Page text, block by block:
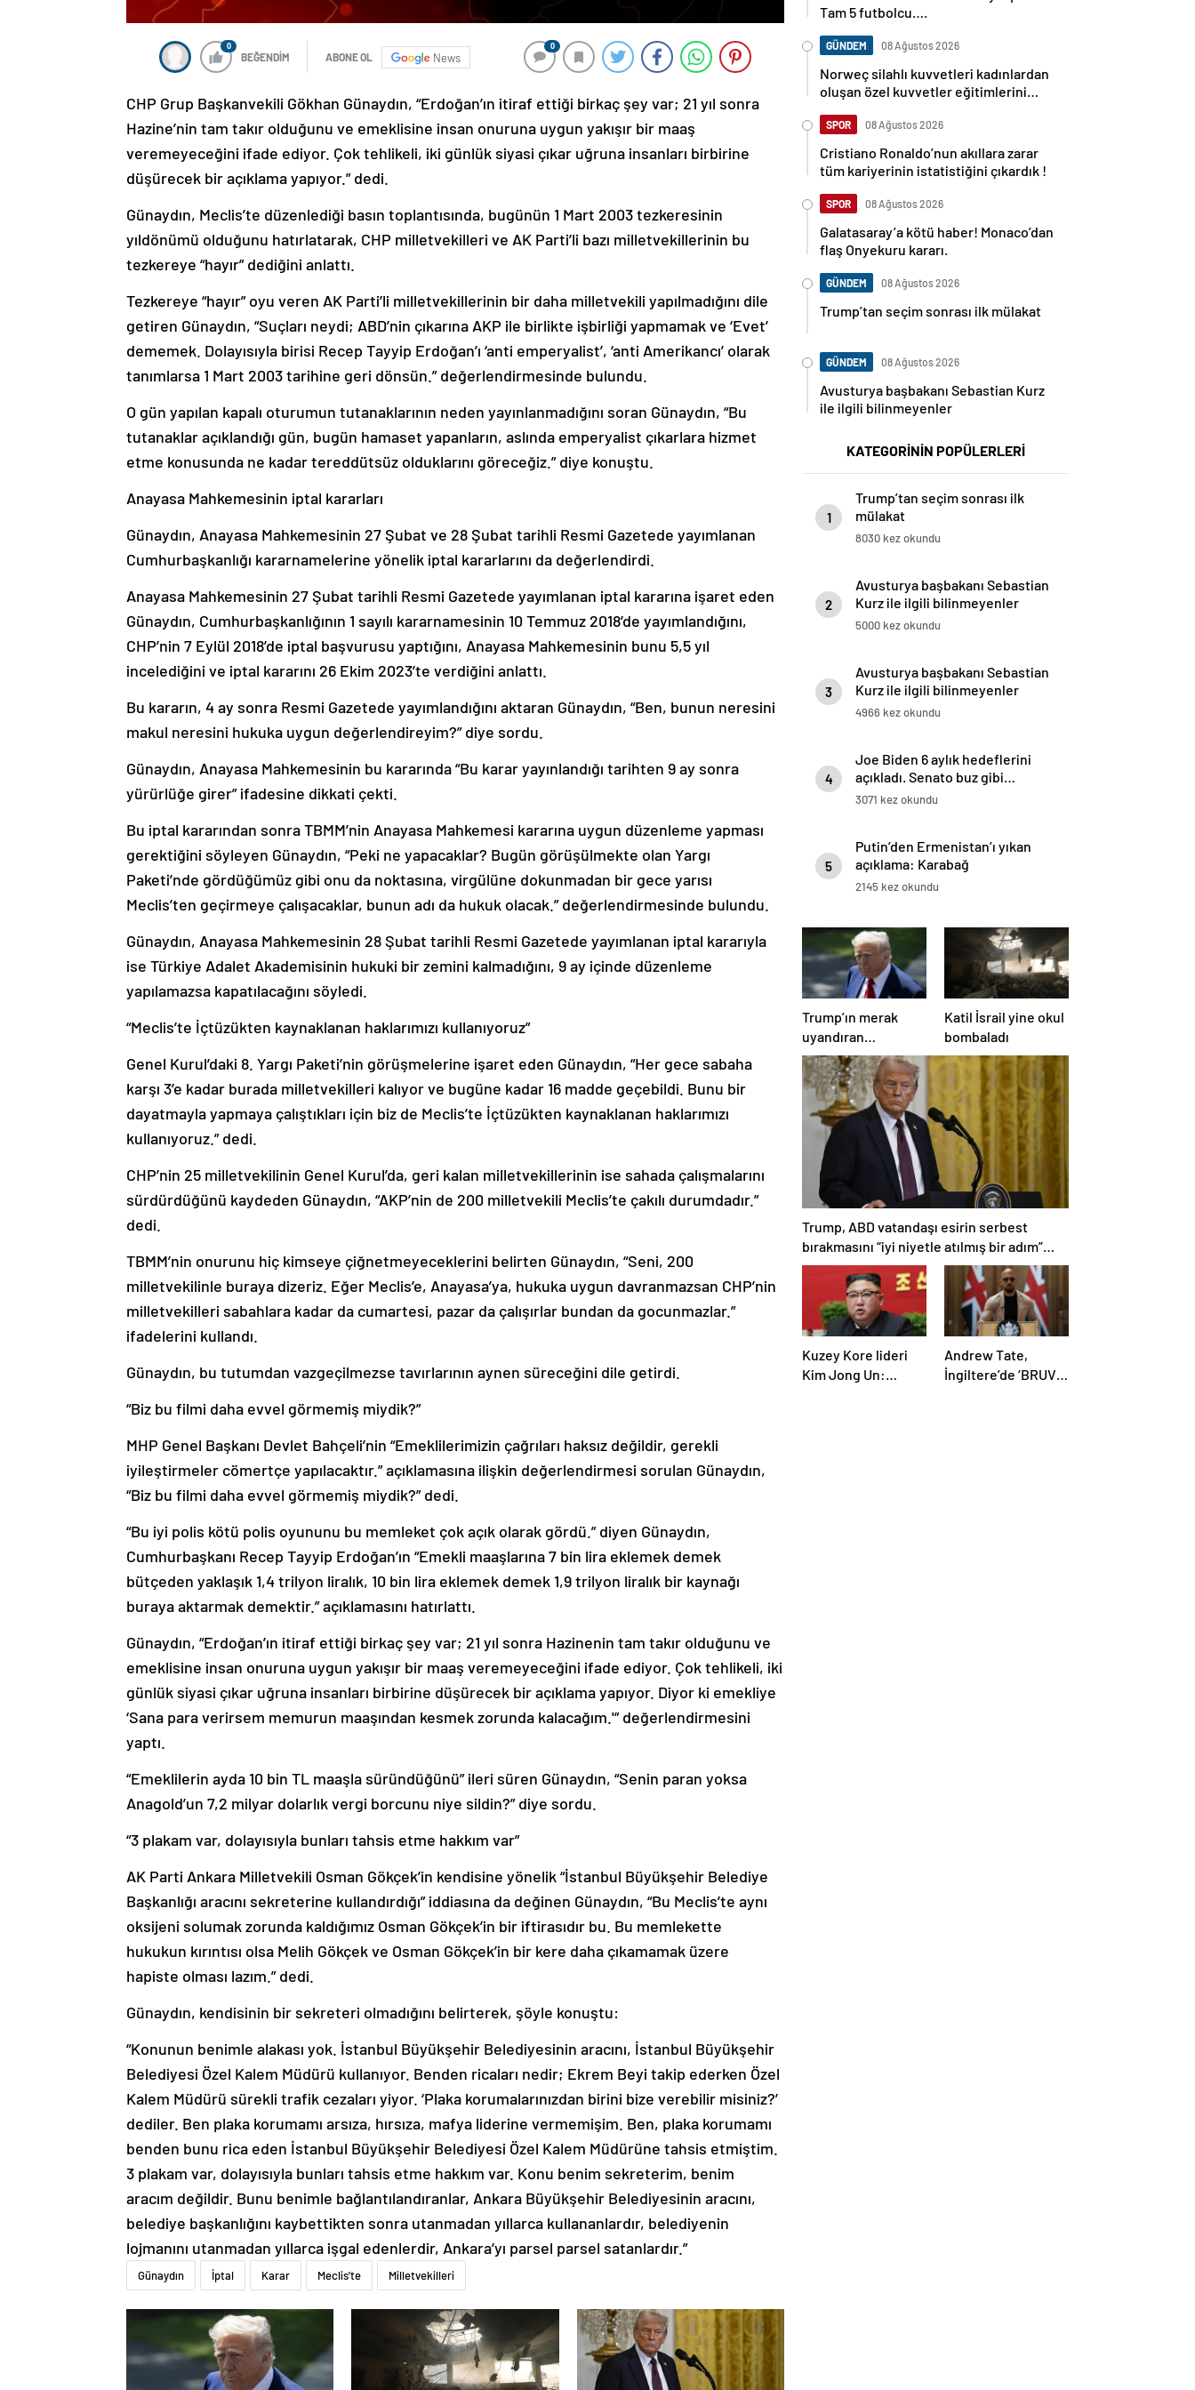
0
BEĞENDİM ABONE OL News
0
CHP Grup Başkanvekili Gökhan Günaydın, “Erdoğan’ın itiraf ettiği birkaç şey var; 21 yıl sonra
Hazine’nin tam takır olduğunu ve emeklisine insan onuruna uygun yakışır bir maaş
veremeyeceğini ifade ediyor. Çok tehlikeli, iki günlük siyasi çıkar uğruna insanları birbirine
düşürecek bir açıklama yapıyor.” dedi.
Günaydın, Meclis’te düzenlediği basın toplantısında, bugünün 1 Mart 2003 tezkeresinin
yıldönümü olduğunu hatırlatarak, CHP milletvekilleri ve AK Parti’li bazı milletvekillerinin bu
tezkereye “hayır” dediğini anlattı.
Tezkereye “hayır” oyu veren AK Parti’li milletvekillerinin bir daha milletvekili yapılmadığını dile
getiren Günaydın, “Suçları neydi; ABD’nin çıkarına AKP ile birlikte işbirliği yapmamak ve ‘Evet’
dememek. Dolayısıyla birisi Recep Tayyip Erdoğan’ı ‘anti emperyalist’, ‘anti Amerikancı’ olarak
tanımlarsa 1 Mart 2003 tarihine geri dönsün.” değerlendirmesinde bulundu.
O gün yapılan kapalı oturumun tutanaklarının neden yayınlanmadığını soran Günaydın, “Bu
tutanaklar açıklandığı gün, bugün hamaset yapanların, aslında emperyalist çıkarlara hizmet
etme konusunda ne kadar tereddütsüz olduklarını göreceğiz.” diye konuştu.
Anayasa Mahkemesinin iptal kararları
Günaydın, Anayasa Mahkemesinin 27 Şubat ve 28 Şubat tarihli Resmi Gazetede yayımlanan
Cumhurbaşkanlığı kararnamelerine yönelik iptal kararlarını da değerlendirdi.
Anayasa Mahkemesinin 27 Şubat tarihli Resmi Gazetede yayımlanan iptal kararına işaret eden
Günaydın, Cumhurbaşkanlığının 1 sayılı kararnamesinin 10 Temmuz 2018’de yayımlandığını,
CHP’nin 7 Eylül 2018’de iptal başvurusu yaptığını, Anayasa Mahkemesinin bunu 5,5 yıl
incelediğini ve iptal kararını 26 Ekim 2023’te verdiğini anlattı.
Bu kararın, 4 ay sonra Resmi Gazetede yayımlandığını aktaran Günaydın, “Ben, bunun neresini
makul neresini hukuka uygun değerlendireyim?” diye sordu.
Günaydın, Anayasa Mahkemesinin bu kararında “Bu karar yayınlandığı tarihten 9 ay sonra
yürürlüğe girer” ifadesine dikkati çekti.
Bu iptal kararından sonra TBMM’nin Anayasa Mahkemesi kararına uygun düzenleme yapması
gerektiğini söyleyen Günaydın, “Peki ne yapacaklar? Bugün görüşülmekte olan Yargı
Paketi’nde gördüğümüz gibi onu da noktasına, virgülüne dokunmadan bir gece yarısı
Meclis’ten geçirmeye çalışacaklar, bunun adı da hukuk olacak.” değerlendirmesinde bulundu.
Günaydın, Anayasa Mahkemesinin 28 Şubat tarihli Resmi Gazetede yayımlanan iptal kararıyla
ise Türkiye Adalet Akademisinin hukuki bir zemini kalmadığını, 9 ay içinde düzenleme
yapılamazsa kapatılacağını söyledi.
“Meclis’te İçtüzükten kaynaklanan haklarımızı kullanıyoruz”
Genel Kurul’daki 8. Yargı Paketi’nin görüşmelerine işaret eden Günaydın, “Her gece sabaha
karşı 3’e kadar burada milletvekilleri kalıyor ve bugüne kadar 16 madde geçebildi. Bunu bir
dayatmayla yapmaya çalıştıkları için biz de Meclis’te İçtüzükten kaynaklanan haklarımızı
kullanıyoruz.” dedi.
CHP’nin 25 milletvekilinin Genel Kurul’da, geri kalan milletvekillerinin ise sahada çalışmalarını
sürdürdüğünü kaydeden Günaydın, “AKP’nin de 200 milletvekili Meclis’te çakılı durumdadır.”
dedi.
TBMM’nin onurunu hiç kimseye çiğnetmeyeceklerini belirten Günaydın, “Seni, 200
milletvekilinle buraya dizeriz. Eğer Meclis’e, Anayasa’ya, hukuka uygun davranmazsan CHP’nin
milletvekilleri sabahlara kadar da cumartesi, pazar da çalışırlar bundan da gocunmazlar.”
ifadelerini kullandı.
Günaydın, bu tutumdan vazgeçilmezse tavırlarının aynen süreceğini dile getirdi.
“Biz bu filmi daha evvel görmemiş miydik?”
MHP Genel Başkanı Devlet Bahçeli’nin “Emeklilerimizin çağrıları haksız değildir, gerekli
iyileştirmeler cömertçe yapılacaktır.” açıklamasına ilişkin değerlendirmesi sorulan Günaydın,
“Biz bu filmi daha evvel görmemiş miydik?” dedi.
“Bu iyi polis kötü polis oyununu bu memleket çok açık olarak gördü.” diyen Günaydın,
Cumhurbaşkanı Recep Tayyip Erdoğan’ın “Emekli maaşlarına 7 bin lira eklemek demek
bütçeden yaklaşık 1,4 trilyon liralık, 10 bin lira eklemek demek 1,9 trilyon liralık bir kaynağı
buraya aktarmak demektir.” açıklamasını hatırlattı.
Günaydın, “Erdoğan’ın itiraf ettiği birkaç şey var; 21 yıl sonra Hazinenin tam takır olduğunu ve
emeklisine insan onuruna uygun yakışır bir maaş veremeyeceğini ifade ediyor. Çok tehlikeli, iki
günlük siyasi çıkar uğruna insanları birbirine düşürecek bir açıklama yapıyor. Diyor ki emekliye
‘Sana para verirsem memurun maaşından kesmek zorunda kalacağım.'” değerlendirmesini
yaptı.
“Emeklilerin ayda 10 bin TL maaşla süründüğünü” ileri süren Günaydın, “Senin paran yoksa
Anagold’un 7,2 milyar dolarlık vergi borcunu niye sildin?” diye sordu.
“3 plakam var, dolayısıyla bunları tahsis etme hakkım var”
AK Parti Ankara Milletvekili Osman Gökçek’in kendisine yönelik “İstanbul Büyükşehir Belediye
Başkanlığı aracını sekreterine kullandırdığı” iddiasına da değinen Günaydın, “Bu Meclis’te aynı
oksijeni solumak zorunda kaldığımız Osman Gökçek’in bir iftirasıdır bu. Bu memlekette
hukukun kırıntısı olsa Melih Gökçek ve Osman Gökçek’in bir kere daha çıkamamak üzere
hapiste olması lazım.” dedi.
Günaydın, kendisinin bir sekreteri olmadığını belirterek, şöyle konuştu:
“Konunun benimle alakası yok. İstanbul Büyükşehir Belediyesinin aracını, İstanbul Büyükşehir
Belediyesi Özel Kalem Müdürü kullanıyor. Benden ricaları nedir; Ekrem Beyi takip ederken Özel
Kalem Müdürü sürekli trafik cezaları yiyor. ‘Plaka korumalarınızdan birini bize verebilir misiniz?’
dediler. Ben plaka korumamı arsıza, hırsıza, mafya liderine vermemişim. Ben, plaka korumamı
benden bunu rica eden İstanbul Büyükşehir Belediyesi Özel Kalem Müdürüne tahsis etmiştim.
3 plakam var, dolayısıyla bunları tahsis etme hakkım var. Konu benim sekreterim, benim
aracım değildir. Bunu benimle bağlantılandıranlar, Ankara Büyükşehir Belediyesinin aracını,
belediye başkanlığını kaybettikten sonra utanmadan yıllarca kullananlardır, belediyenin
lojmanını utanmadan yıllarca işgal edenlerdir, Ankara’yı parsel parsel satanlardır.”
Günaydın İptal Karar Meclis'te Milletvekilleri
Tam 5 futbolcu….
GÜNDEM 08 Ağustos 2026
Norweç silahlı kuvvetleri kadınlardan
oluşan özel kuvvetler eğitimlerini
SPOR 08 Ağustos 2026
Cristiano Ronaldo’nun akıllara zarar
tüm kariyerinin istatistiğini çıkardık !
SPOR 08 Ağustos 2026
Galatasaray’a kötü haber! Monaco’dan
flaş Onyekuru kararı.
GÜNDEM 08 Ağustos 2026
Trump’tan seçim sonrası ilk mülakat
GÜNDEM 08 Ağustos 2026
Avusturya başbakanı Sebastian Kurz
ile ilgili bilinmeyenler
KATEGORİNİN POPÜLERLERİ
1
Trump’tan seçim sonrası ilk
mülakat
8030 kez okundu
2
Avusturya başbakanı Sebastian
Kurz ile ilgili bilinmeyenler
5000 kez okundu
3
Avusturya başbakanı Sebastian
Kurz ile ilgili bilinmeyenler
4966 kez okundu
4
Joe Biden 6 aylık hedeflerini
açıkladı. Senato buz gibi…
3071 kez okundu
5
Putin’den Ermenistan’ı yıkan
açıklama: Karabağ
Azerbaycan’ın ayrılmaz bir
2145 kez okundu
Trump’ın merak
uyandıran
paylaşımının sağlık
sistemiyle ilgili
kararname olduğu
anlaşıldı
Katil İsrail yine okul
bombaladı
Trump, ABD vatandaşı esirin serbest
bırakmasını “iyi niyetle atılmış bir adım”
olarak değerlendirdi
Kuzey Kore lideri
Kim Jong Un:
Andrew Tate,
İngiltere’de ‘BRUV’